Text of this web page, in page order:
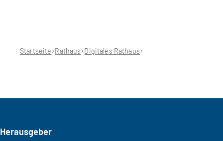
hier:Startseite Rathaus Digitales Rathaus
Seitenfuß
Herausgeber